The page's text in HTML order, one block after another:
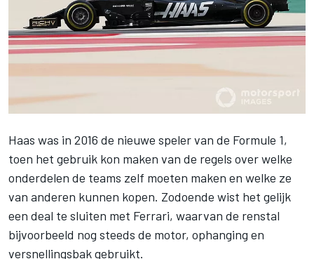
Haas was in 2016 de nieuwe speler van de Formule 1,
toen het gebruik kon maken van de regels over welke
onderdelen de teams zelf moeten maken en welke ze
van anderen kunnen kopen. Zodoende wist het gelijk
een deal te sluiten met Ferrari, waarvan de renstal
bijvoorbeeld nog steeds de motor, ophanging en
versnellingsbak gebruikt.